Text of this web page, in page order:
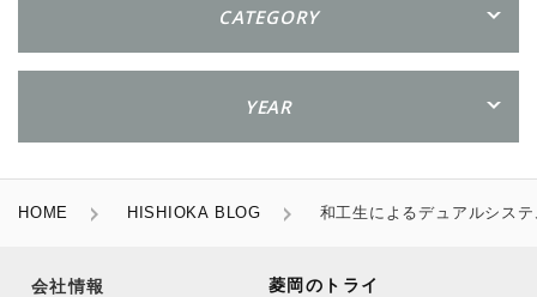
CATEGORY
YEAR
HOME HISHIOKA BLOG 和工生によるデュアルシス
会社情報 菱岡のトライ